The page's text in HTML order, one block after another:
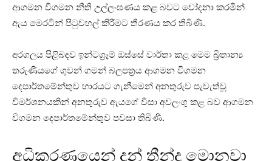
ආගමන විගමන නීති උල්ලංඝණය කළ බවට චෝදනා කරමින්
ඇය මෙරටින් පිටුවහල් කිරීමට තීරණය කර තිබිණි.
අරගලය පිළිබඳව ඉන්ටග්‍රෑම් ඔස්සේ වාර්තා කළ මෙම බ්‍රිතාන්‍ය
තරුණියගේ ගුවන් ගමන් බලපත්‍රය ආගමන විගමන
දෙපාර්තමේන්තුව භාරයට ගැනීමෙන් අනතුරුව පැවැත්වූ
විමර්ශනයකින් අනතුරුව ඇයගේ වීසා අවලංගු කළ බව ආගමන
විගමන දෙපාර්තමේන්තුව පවසා තිබිණි.
අධිකරණයෙන් දුන් තීන්දු මොනවා